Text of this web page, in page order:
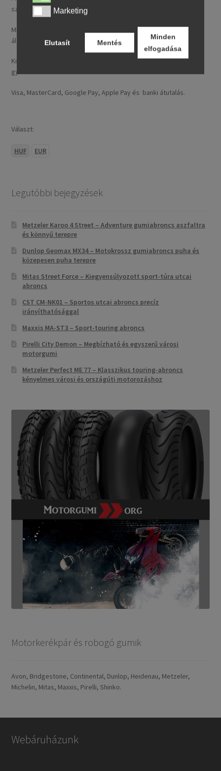
szállítási díj rendelésenként 14,95 € / ~ 5737 HUF.
Minden nálunk feltüntetett ár tartalmazza a magyarországi
általános forgalmi adót (ÁFA).
Kizárólag új, folyó gyártásból származó, legfeljebb 24 hónapos
gyártású termékeket kínálunk.
Visa, MasterCard, Google Pay, Apple Pay és banki átutalás.
Választ:
HUF EUR
Legutóbbi bejegyzések
Metzeler Karoo 4 Street – Adventure gumiabroncs aszfaltra
és könnyű terepre
Dunlop Geomax MX34 – Motokrossz gumiabroncs puha és
közepesen puha terepre
Mitas Street Force – Kiegyensúlyozott sport-túra utcai
abroncs
CST CM-NK01 – Sportos utcai abroncs precíz
irányíthatósággal
Maxxis MA-ST3 – Sport-touring abroncs
Pirelli City Demon – Megbízható és egyszerű városi
motorgumi
Metzeler Perfect ME 77 – Klasszikus touring-abroncs
kényelmes városi és országúti motorozáshoz
Motorkerékpár és robogó gumik
Avon, Bridgestone, Continental, Dunlop, Heidenau, Metzeler,
Michelin, Mitas, Maxxis, Pirelli, Shinko.
Webáruházunk
MarketingMarketing
Elutasít Mentés
Minden
elfogadása